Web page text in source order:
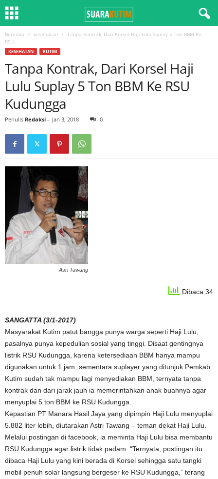
Beranda kesehatan
Tanpa Kontrak, Dari Korsel Haji Lulu Suplay 5 Ton BBM Ke
RSU...
KESEHATAN KUTIM
Tanpa Kontrak, Dari Korsel Haji
Lulu Suplay 5 Ton BBM Ke RSU
Kudungga
Penulis Redaksi - Jan 3, 2018 0
Asri Tawang
Dibaca 34
SANGATTA (3/1-2017)
Masyarakat Kutim patut bangga punya warga seperti Haji Lulu,
pasalnya punya kepedulian sosial yang tinggi. Disaat gentingnya
listrik RSU Kudungga, karena ketersediaan BBM hanya mampu
digunakan untuk 1 jam, sementara suplayer yang ditunjuk Pemkab
Kutim sudah tak mampu lagi menyediakan BBM, ternyata tanpa
kontrak dan dari jarak jauh ia memerintahkan anak buahnya agar
menyuplai 5 ton BBM ke RSU Kudungga.
Kepastian PT Manara Hasil Jaya yang dipimpin Haji Lulu menyuplai
5.882 liter lebih, diutarakan Astri Tawang – teman dekat Haji Lulu.
Melalui postingan di facebook, ia meminta Haji Lulu bisa membantu
RSU Kudungga agar listrik tidak padam. “Ternyata, postingan itu
dibaca Haji Lulu yang kini berada di Korsel sehingga satu tangki
mobil penuh solar langsung bergeser ke RSU Kudungga,” terang